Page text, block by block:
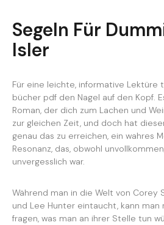
Segeln Für
Isler
Für eine leichte, informative Lektüre
bücher pdf den Nagel auf den Kopf.
Roman, der dich zum Lachen und
zur gleichen Zeit, und doch hat
genau das zu erreichen, ein wahres
Resonanz, das, obwohl
unvergesslich war.
Während man in die Welt von Corey
und Lee Hunter eintaucht, kann man
fragen, was man an ihrer Stelle tun